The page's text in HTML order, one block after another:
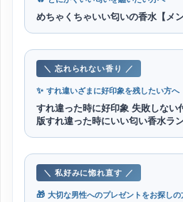
めちゃくちゃいい匂いの香水【メン
＼ 忘れられない香り ／
✨ すれ違いざまに好印象を残したい方へ
すれ違った時に好印象 失敗しない
版すれ違った時にいい匂い香水ラ
＼ 私好みに惚れ直す ／
🎁 大切な男性へのプレゼントをお探しの